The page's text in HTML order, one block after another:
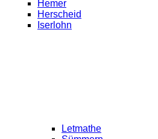
Hemer
Herscheid
Iserlohn
Letmathe